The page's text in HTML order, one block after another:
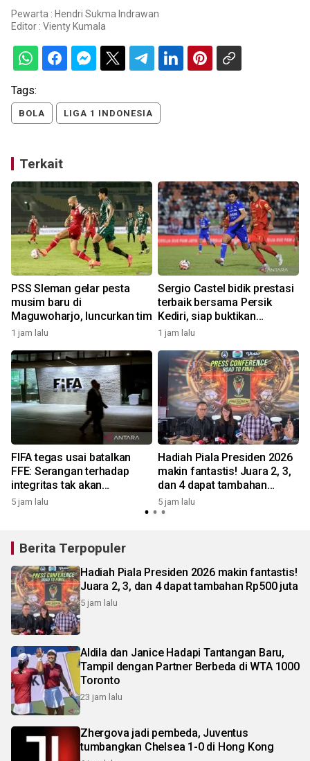
Pewarta : Hendri Sukma Indrawan
Editor : Vienty Kumala
Tags:
BOLA LIGA 1 INDONESIA
Terkait
PSS Sleman gelar pesta
musim baru di
Maguwoharjo, luncurkan tim
1 jam lalu
Sergio Castel bidik prestasi
terbaik bersama Persik
Kediri, siap buktikan
ketajaman di musim baru
1 jam lalu
FIFA tegas usai batalkan
FFE: Serangan terhadap
integritas tak akan
ditoleransi
5 jam lalu
Hadiah Piala Presiden 2026
makin fantastis! Juara 2, 3,
dan 4 dapat tambahan
Rp500 juta
5 jam lalu
Berita Terpopuler
Hadiah Piala Presiden 2026 makin fantastis!
Juara 2, 3, dan 4 dapat tambahan Rp500 juta
5 jam lalu
Aldila dan Janice Hadapi Tantangan Baru,
Tampil dengan Partner Berbeda di WTA 1000
Toronto
23 jam lalu
Zhergova jadi pembeda, Juventus
tumbangkan Chelsea 1-0 di Hong Kong